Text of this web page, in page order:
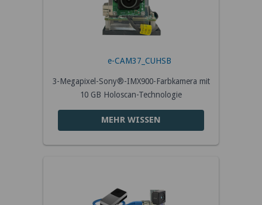
e-CAM37_CUHSB
3-Megapixel-Sony®-IMX900-Farbkamera mit
10 GB Holoscan-Technologie
MEHR WISSEN